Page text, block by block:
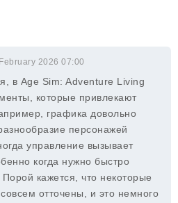
2026 07:00
в Age Sim: Adventure Living
которые привлекают
графика довольно
персонажей
управление вызывает
когда нужно быстро
Порой кажется, что некоторые
отточены, и это немного